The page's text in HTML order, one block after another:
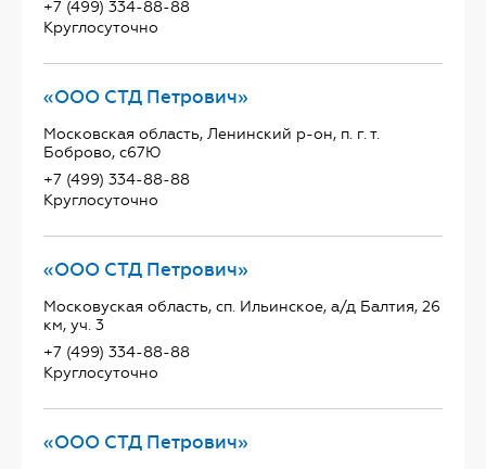
+7 (499) 334-88-88
Круглосуточно
«ООО СТД Петрович»
Московская область, Ленинский р-он, п. г. т.
Боброво, с67Ю
+7 (499) 334-88-88
Круглосуточно
«ООО СТД Петрович»
Московуская область, сп. Ильинское, а/д Балтия, 26
км, уч. 3
+7 (499) 334-88-88
Круглосуточно
«ООО СТД Петрович»